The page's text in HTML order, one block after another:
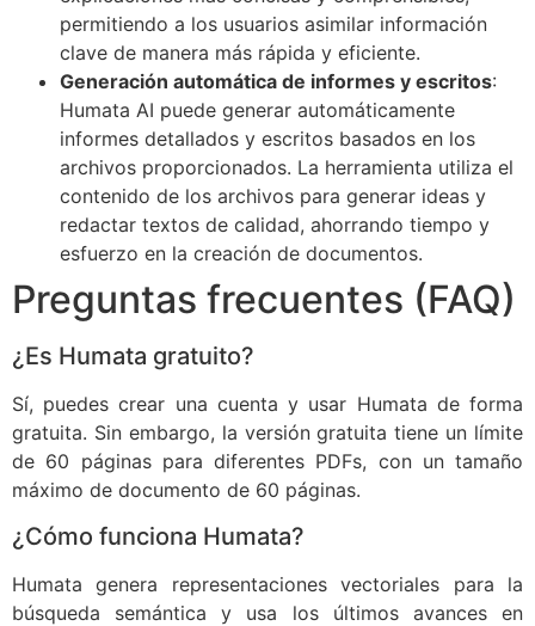
permitiendo a los usuarios asimilar información
clave de manera más rápida y eficiente.
Generación automática de informes y escritos:
Humata AI puede generar automáticamente
informes detallados y escritos basados en los
archivos proporcionados. La herramienta utiliza el
contenido de los archivos para generar ideas y
redactar textos de calidad, ahorrando tiempo y
esfuerzo en la creación de documentos.
Preguntas frecuentes (FAQ)
¿Es Humata gratuito?
Sí, puedes crear una cuenta y usar Humata de forma
gratuita. Sin embargo, la versión gratuita tiene un límite
de 60 páginas para diferentes PDFs, con un tamaño
máximo de documento de 60 páginas.
¿Cómo funciona Humata?
Humata genera representaciones vectoriales para la
búsqueda semántica y usa los últimos avances en